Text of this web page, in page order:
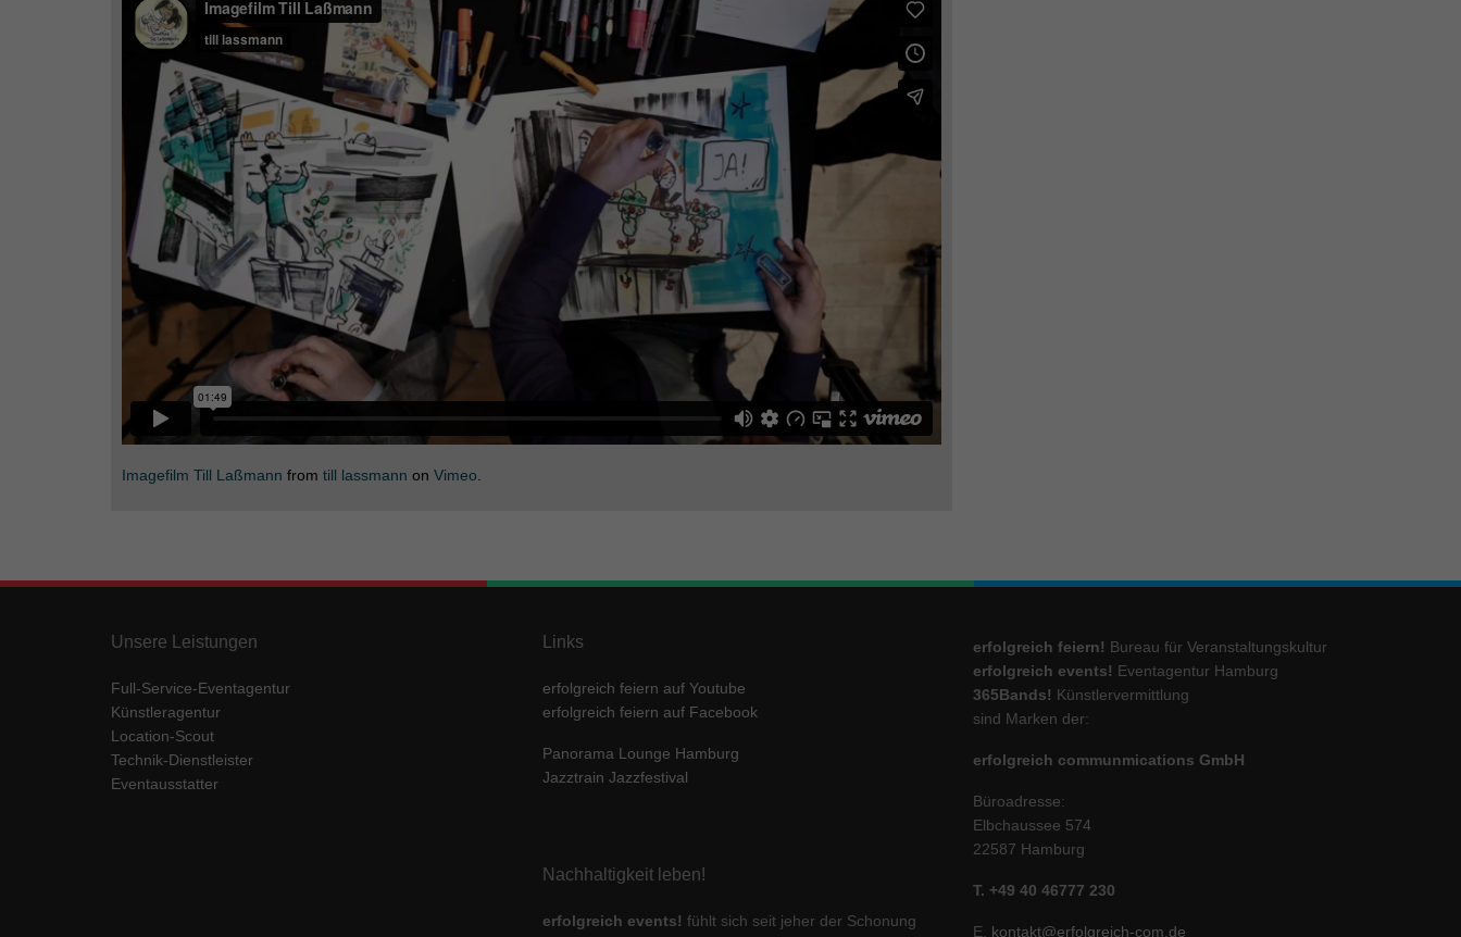
Imagefilm Till Laßmann from till lassmann on Vimeo.
Unsere Leistungen
Full-Service-Eventagentur
Künstleragentur
Location-Scout
Technik-Dienstleister
Eventausstatter
Links
erfolgreich feiern auf Youtube
erfolgreich feiern auf Facebook
Panorama Lounge Hamburg
Jazztrain Jazzfestival
Nachhaltigkeit leben!
erfolgreich events! fühlt sich seit jeher der Schonung
erfolgreich feiern! Bureau für Veranstaltungskultur
erfolgreich events! Eventagentur Hamburg
365Bands! Künstlervermittlung
sind Marken der:
erfolgreich communmications GmbH
Büroadresse:
Elbchaussee 574
22587 Hamburg
T. +49 40 46777 230
E. kontakt@erfolgreich-com.de